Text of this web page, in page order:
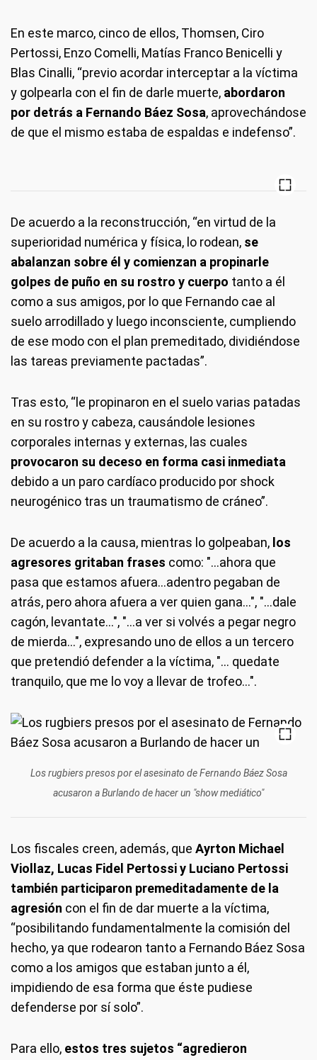
En este marco, cinco de ellos, Thomsen, Ciro
Pertossi, Enzo Comelli, Matías Franco Benicelli y
Blas Cinalli, “previo acordar interceptar a la víctima
y golpearla con el fin de darle muerte, abordaron
por detrás a Fernando Báez Sosa, aprovechándose
de que el mismo estaba de espaldas e indefenso”.
De acuerdo a la reconstrucción, “en virtud de la
superioridad numérica y física, lo rodean, se
abalanzan sobre él y comienzan a propinarle
golpes de puño en su rostro y cuerpo tanto a él
como a sus amigos, por lo que Fernando cae al
suelo arrodillado y luego inconsciente, cumpliendo
de ese modo con el plan premeditado, dividiéndose
las tareas previamente pactadas”.
Tras esto, “le propinaron en el suelo varias patadas
en su rostro y cabeza, causándole lesiones
corporales internas y externas, las cuales
provocaron su deceso en forma casi inmediata
debido a un paro cardíaco producido por shock
neurogénico tras un traumatismo de cráneo”.
De acuerdo a la causa, mientras lo golpeaban, los
agresores gritaban frases como: "...ahora que
pasa que estamos afuera...adentro pegaban de
atrás, pero ahora afuera a ver quien gana...", "…dale
cagón, levantate…", "…a ver si volvés a pegar negro
de mierda…", expresando uno de ellos a un tercero
que pretendió defender a la víctima, "… quedate
tranquilo, que me lo voy a llevar de trofeo…".
Los rugbiers presos por el asesinato de Fernando Báez Sosa
acusaron a Burlando de hacer un "show mediático"
Los fiscales creen, además, que Ayrton Michael
Viollaz, Lucas Fidel Pertossi y Luciano Pertossi
también participaron premeditadamente de la
agresión con el fin de dar muerte a la víctima,
“posibilitando fundamentalmente la comisión del
hecho, ya que rodearon tanto a Fernando Báez Sosa
como a los amigos que estaban junto a él,
impidiendo de esa forma que éste pudiese
defenderse por sí solo”.
Para ello, estos tres sujetos “agredieron